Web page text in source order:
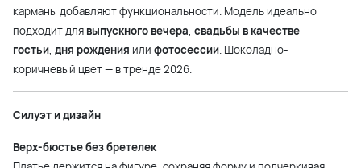
карманы добавляют функциональности. Модель идеально
подходит для выпускного вечера, свадьбы в качестве
гостьи, дня рождения или фотосессии. Шоколадно-
коричневый цвет — в тренде 2026.
Силуэт и дизайн
Верх-бюстье без бретелек